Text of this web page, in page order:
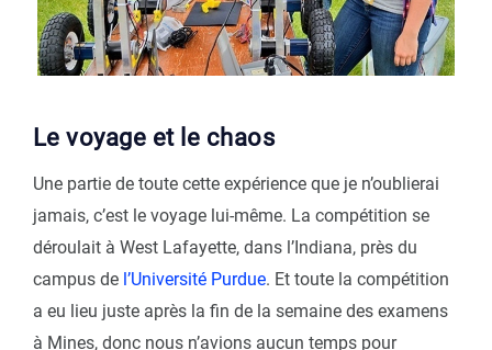
Le voyage et le chaos
Une partie de toute cette expérience que je n’oublierai
jamais, c’est le voyage lui-même. La compétition se
déroulait à West Lafayette, dans l’Indiana, près du
campus de l’Université Purdue. Et toute la compétition
a eu lieu juste après la fin de la semaine des examens
à Mines, donc nous n’avions aucun temps pour